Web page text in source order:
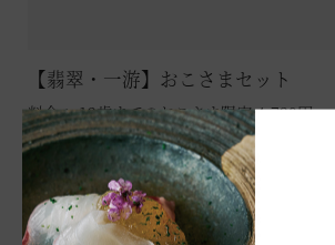
【翡翠・一游】おこさまセット
料金： 12歳までのおこさま限定 4,730円
メニュー詳細
4月1日～3月31日のお品書き
用意しております。大切な方との大切なひと
い。
お問い合わせ｜TEL：0460-84-5489
営業時間
○朝食
The Dining 「四季彩」 （
光と水に包まれたThe Dining「四季彩」で
材を使用した和食・イタリアン・和洋折衷そ
の他、ブッフェをご用意しております。ブッ
ンスペースにローストビーフやお寿司、天麩
ます。シーンに合わせてご利用ください。
空室状況のご確認はこち
オンライン予約はこ
※ご利用には「 My Harvest 」へのログ